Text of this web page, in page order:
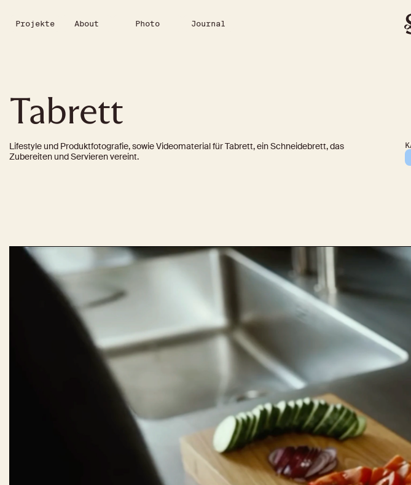
Projekte About Photo Journal
Tabrett
Lifestyle und Produktfotografie, sowie Videomaterial für Tabrett, ein Schneidebrett, das
Zubereiten und Servieren vereint.